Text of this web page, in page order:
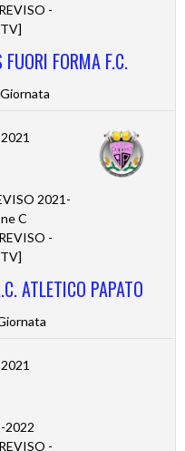
-
FORMA F.C.
2021-
C
-
ATLETICO PAPATO
2022
-